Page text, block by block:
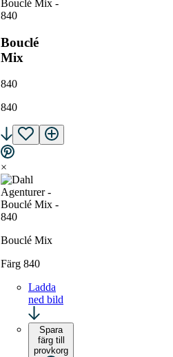
Bouclé
Mix
840
840
×
Bouclé Mix
Färg 840
Ladda
ned bild
Spara
färg till
provkorg